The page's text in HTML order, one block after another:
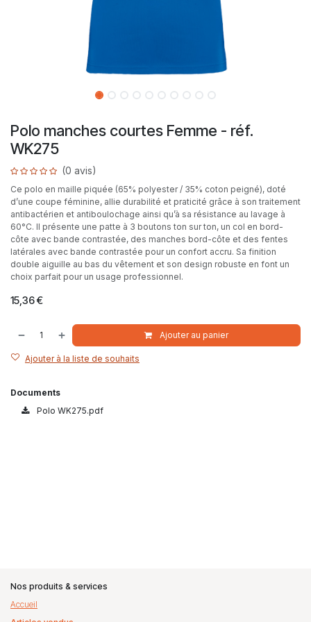
Polo manches courtes Femme - réf.
WK275
(0 avis)
Ce polo en maille piquée (65% polyester / 35% coton peigné), doté
d’une coupe féminine, allie durabilité et praticité grâce à son traitement
antibactérien et antiboulochage ainsi qu’à sa résistance au lavage à
60°C. Il présente une patte à 3 boutons ton sur ton, un col en bord-
côte avec bande contrastée, des manches bord-côte et des fentes
latérales avec bande contrastée pour un confort accru. Sa finition
double aiguille au bas du vêtement et son design robuste en font un
choix parfait pour un usage professionnel.
15,36€
Ajouter au panier
Ajouter à la liste de souhaits
Documents
Polo WK275.pdf
Nos produits & services
Accueil